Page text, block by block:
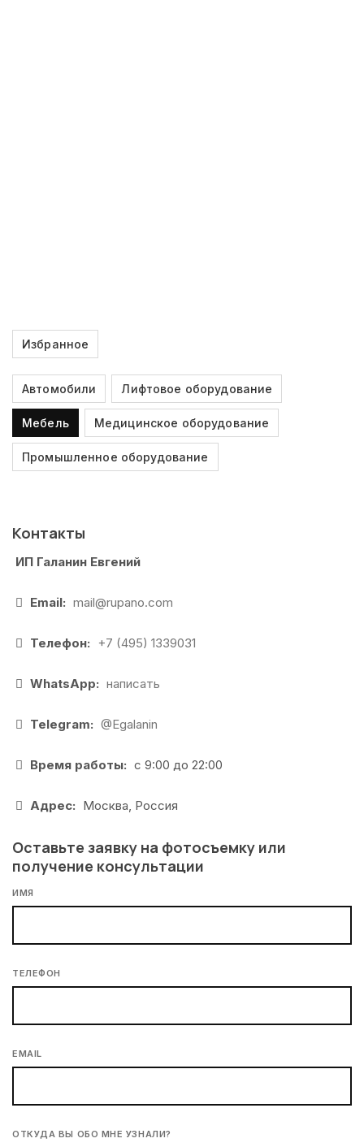
Избранное
Автомобили Лифтовое оборудование
Мебель Медицинское оборудование
Промышленное оборудование
Контакты
ИП Галанин Евгений
Email: mail@rupano.com
Телефон: +7 (495) 1339031
WhatsApp: написать
Telegram: @Egalanin
Время работы: с 9:00 до 22:00
Адрес: Москва, Россия
Оставьте заявку на фотосъемку или
получение консультации
ИМЯ
ТЕЛЕФОН
EMAIL
ОТКУДА ВЫ ОБО МНЕ УЗНАЛИ?